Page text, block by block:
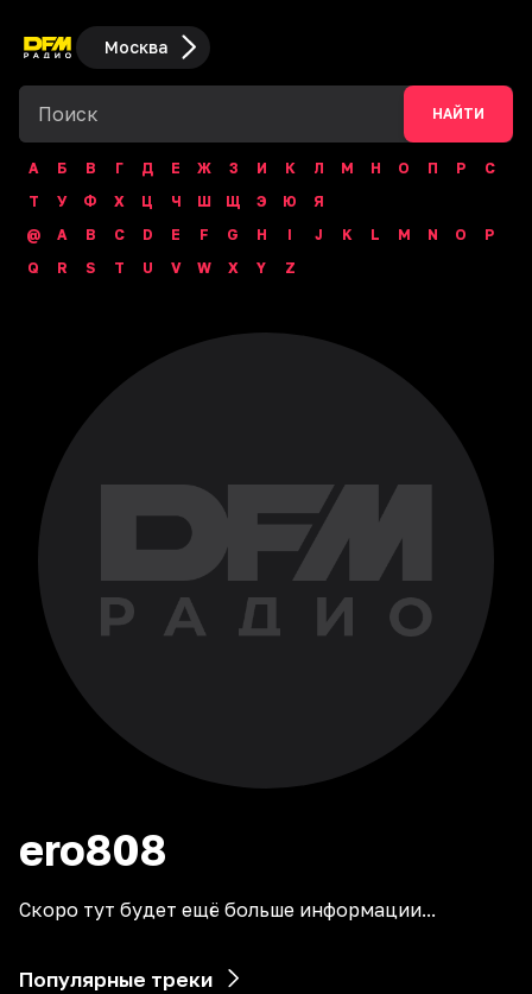
Москва
НАЙТИ
А Б В Г Д Е Ж З И К Л М Н О П Р
С
Т
У Ф Х Ц Ч Ш Щ Э Ю
Я
@
A B C D E F G H I J K L M N O
P
Q
R S T U V W X Y Z
ero808
Скоро тут будет ещё больше информации...
Популярные треки